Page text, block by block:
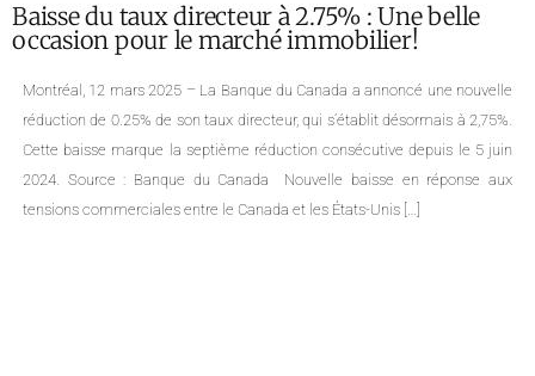
Baisse du taux directeur à 2.75% : Une belle
occasion pour le marché immobilier!
Montréal, 12 mars 2025 – La Banque du Canada a annoncé une nouvelle
réduction de 0.25% de son taux directeur, qui s’établit désormais à 2,75%.
Cette baisse marque la septième réduction consécutive depuis le 5 juin
2024. Source : Banque du Canada Nouvelle baisse en réponse aux
tensions commerciales entre le Canada et les États-Unis […]